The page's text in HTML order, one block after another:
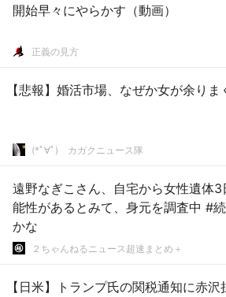
開始早々にやらかす（動画）
正義の見方
【悲報】婚活市場、なぜか女が余りま
(*ﾟ∀ﾟ)ゞカガクニュース隊
遠野なぎこさん、自宅から女性遺体
能性があるとみて、身元を調査中 #続報 | 猫ちゃん
かな
２ちゃんねるニュース超速まとめ＋
【日米】トランプ氏の関税通知に赤